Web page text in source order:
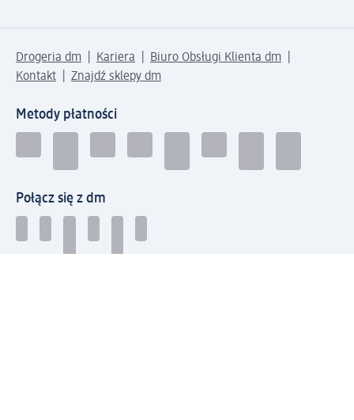
Drogeria dm Kariera
Biuro Obsługi Klienta dm
Kontakt
Znajdź sklepy dm
Metody płatności
Połącz się z dm